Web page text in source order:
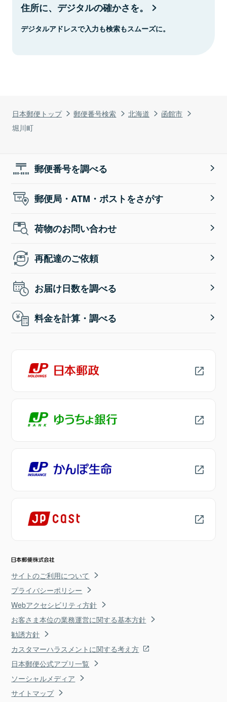
日本郵便トップ 郵便番号検索 北海道
函館市
堀川町
住所に、デジタルの確かさを。
デジタルアドレスで入力も検索もスムーズに。
郵便番号を調べる
郵便局・ATM・ポストをさがす
荷物のお問い合わせ
再配達のご依頼
お届け日数を調べる
料金を計算・調べる
サイトのご利用について
プライバシーポリシー
Webアクセシビリティ方針
お客さま本位の業務運営に関する基本方針
勧誘方針
カスタマーハラスメントに関する考え方
日本郵便公式アプリ一覧
ソーシャルメディア
サイトマップ